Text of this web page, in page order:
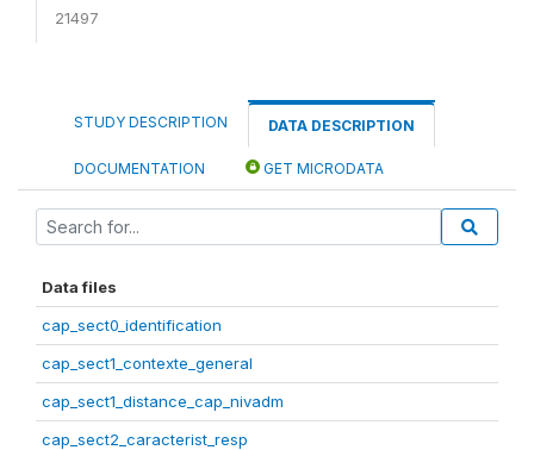
21497
STUDY DESCRIPTION DATA DESCRIPTION
DOCUMENTATION GET MICRODATA
Data files
cap_sect0_identification
cap_sect1_contexte_general
cap_sect1_distance_cap_nivadm
cap_sect2_caracterist_resp